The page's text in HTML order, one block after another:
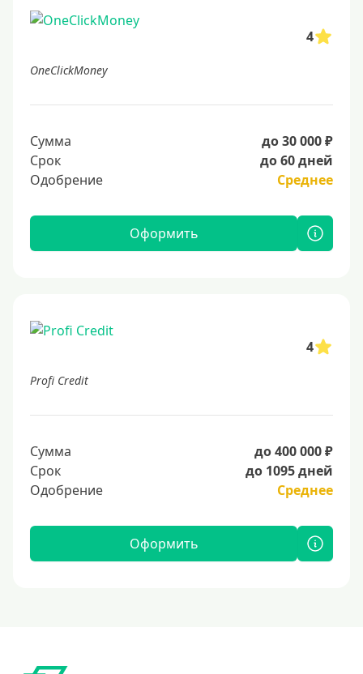
4
OneClickMoney
Сумма
до 30 000 ₽
Срок
до 60 дней
Одобрение
Среднее
Оформить
4
Profi Credit
Сумма
до 400 000 ₽
Срок
до 1095 дней
Одобрение
Среднее
Оформить